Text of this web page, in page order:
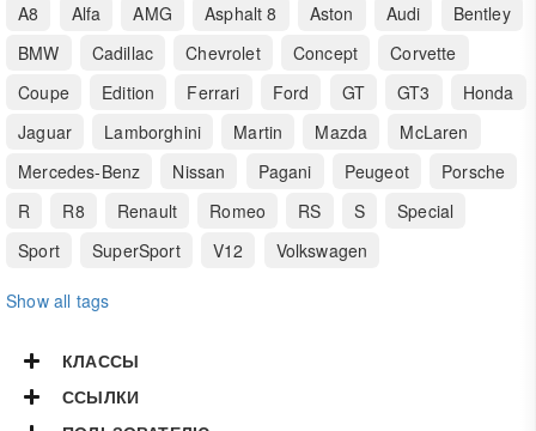
A8 Alfa AMG Asphalt 8 Aston Audi
Bentley
BMW
Cadillac Chevrolet Concept
Corvette
Coupe
Edition Ferrari Ford GT GT3
Honda
Jaguar
Lamborghini Martin Mazda
McLaren
Mercedes-Benz
Nissan Pagani Peugeot
Porsche
R
R8 Renault Romeo RS S
Special
Sport
SuperSport V12 Volkswagen
Show all tags
КЛАССЫ
ССЫЛКИ